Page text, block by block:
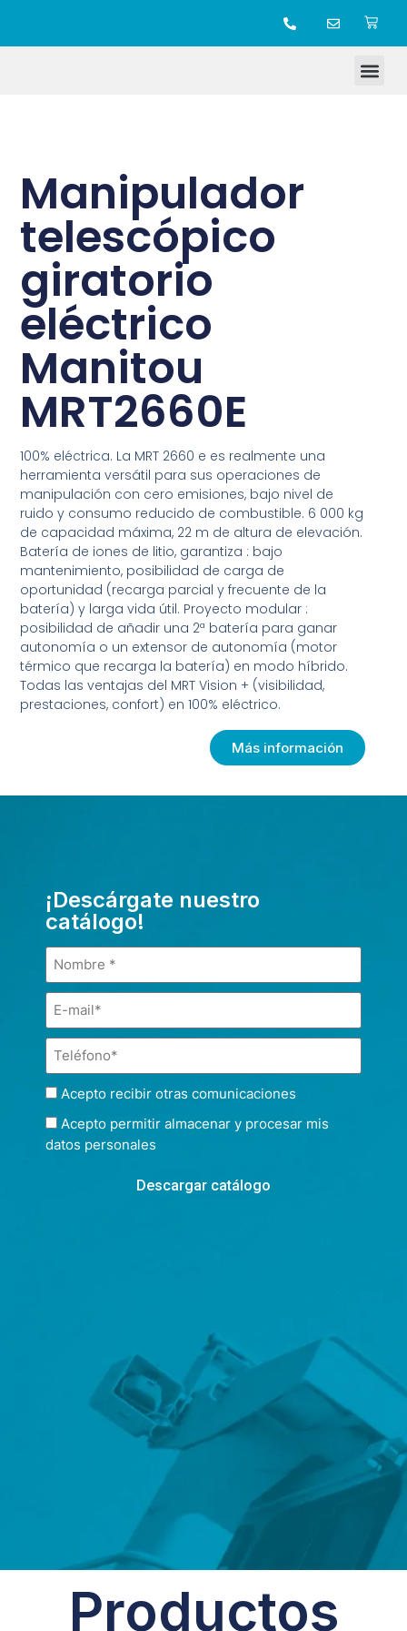
Manipulador
telescópico
giratorio
eléctrico
Manitou
MRT2660E
100% eléctrica. La MRT 2660 e es realmente una
herramienta versátil para sus operaciones de
manipulación con cero emisiones, bajo nivel de
ruido y consumo reducido de combustible. 6 000 kg
de capacidad máxima, 22 m de altura de elevación.
Batería de iones de litio, garantiza : bajo
mantenimiento, posibilidad de carga de
oportunidad (recarga parcial y frecuente de la
batería) y larga vida útil. Proyecto modular :
posibilidad de añadir una 2ª batería para ganar
autonomía o un extensor de autonomía (motor
térmico que recarga la batería) en modo híbrido.
Todas las ventajas del MRT Vision + (visibilidad,
prestaciones, confort) en 100% eléctrico.
Más información
¡Descárgate nuestro
catálogo!
Acepto recibir otras comunicaciones
Acepto permitir almacenar y procesar mis
datos personales
Descargar catálogo
Productos